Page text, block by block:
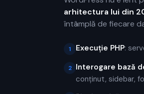
arhitectura lui din
întâmplă de fiecare
1 Execuție PHP:
2 Interogare bază
conținut, sidebar,